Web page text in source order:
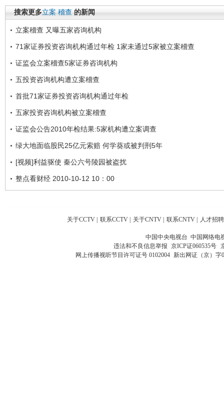
搜索更多立案 稽查 的新闻
立案稽查 又曝五家咨询机构
71家证券投资咨询机构通过年检 1家未通过5家被立案稽查
证监会立案稽查5家证券咨询机构
五投资咨询机构遭立案稽查
首批71家证券投资咨询机构通过年检
五家投资咨询机构被立案稽查
证监会公告2010年检结果:5家机构遭立案调查
绿大地面临股民25亿元索赔 何学葵或被判刑5年
[视频]利益驱使 秦公六号陵园被盗扰
整点看财经 2010-10-12 10：00
关于CCTV | 联系CCTV | 关于CNTV | 联系CNTV | 人才招聘
中国中央电视台 中国网络电
违法和不良信息举报 京ICP证060535号
网上传播视听节目许可证号 0102004 新出网证（京）